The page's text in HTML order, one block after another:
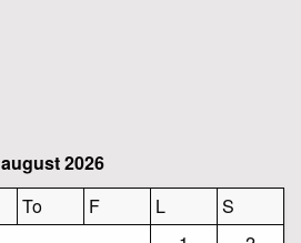
august 2026
To F L
S